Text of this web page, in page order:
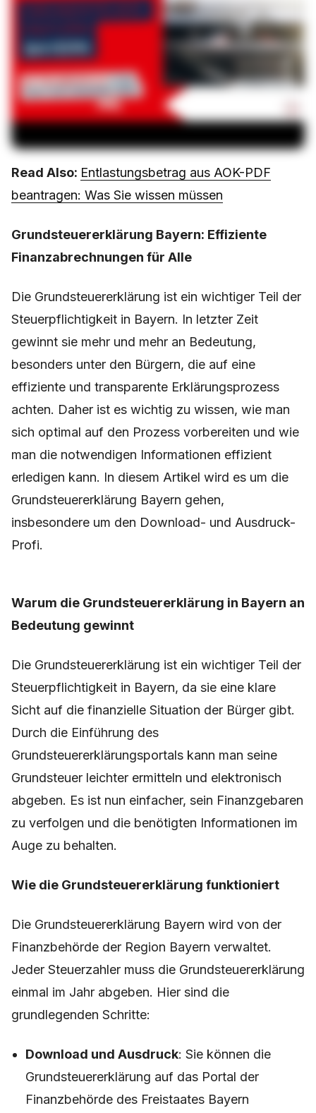
Read Also: Entlastungsbetrag aus AOK-PDF
beantragen: Was Sie wissen müssen
Grundsteuererklärung Bayern: Effiziente
Finanzabrechnungen für Alle
Die Grundsteuererklärung ist ein wichtiger Teil der
Steuerpflichtigkeit in Bayern. In letzter Zeit
gewinnt sie mehr und mehr an Bedeutung,
besonders unter den Bürgern, die auf eine
effiziente und transparente Erklärungsprozess
achten. Daher ist es wichtig zu wissen, wie man
sich optimal auf den Prozess vorbereiten und wie
man die notwendigen Informationen effizient
erledigen kann. In diesem Artikel wird es um die
Grundsteuererklärung Bayern gehen,
insbesondere um den Download- und Ausdruck-
Profi.
Warum die Grundsteuererklärung in Bayern an
Bedeutung gewinnt
Die Grundsteuererklärung ist ein wichtiger Teil der
Steuerpflichtigkeit in Bayern, da sie eine klare
Sicht auf die finanzielle Situation der Bürger gibt.
Durch die Einführung des
Grundsteuererklärungsportals kann man seine
Grundsteuer leichter ermitteln und elektronisch
abgeben. Es ist nun einfacher, sein Finanzgebaren
zu verfolgen und die benötigten Informationen im
Auge zu behalten.
Wie die Grundsteuererklärung funktioniert
Die Grundsteuererklärung Bayern wird von der
Finanzbehörde der Region Bayern verwaltet.
Jeder Steuerzahler muss die Grundsteuererklärung
einmal im Jahr abgeben. Hier sind die
grundlegenden Schritte:
Download und Ausdruck: Sie können die
Grundsteuererklärung auf das Portal der
Finanzbehörde des Freistaates Bayern